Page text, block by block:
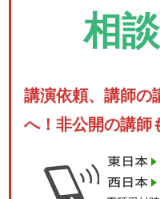
相
講演依頼、講師の
へ！非公開の講師